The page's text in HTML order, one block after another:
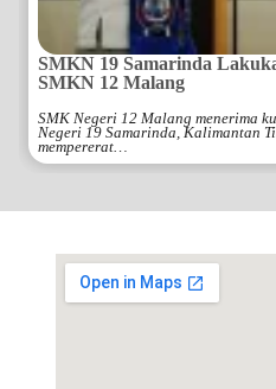
SMKN 19 Samarinda
SMKN 12 Malang
SMK Negeri 12 Malang menerima
Negeri 19 Samarinda, Kalimantan
mempererat…